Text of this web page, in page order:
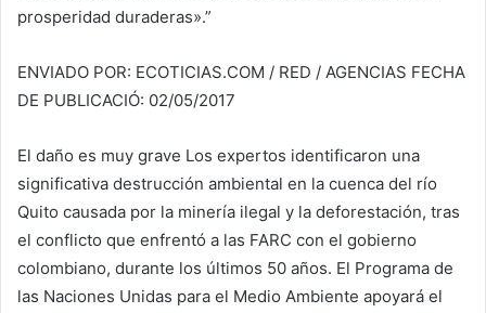
prosperidad duraderas».”
ENVIADO POR: ECOTICIAS.COM / RED / AGENCIAS FECHA
DE PUBLICACIÓ: 02/05/2017
El daño es muy grave Los expertos identificaron una
significativa destrucción ambiental en la cuenca del río
Quito causada por la minería ilegal y la deforestación, tras
el conflicto que enfrentó a las FARC con el gobierno
colombiano, durante los últimos 50 años. El Programa de
las Naciones Unidas para el Medio Ambiente apoyará el